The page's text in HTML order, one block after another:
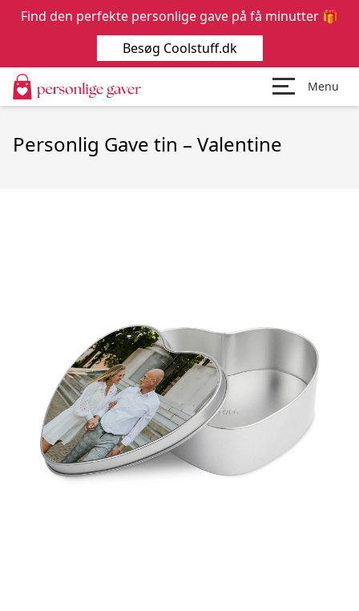
Menu
Personlig Gave tin – Valentine
Find den perfekte personlige gave på få minutter 🎁
Besøg Coolstuff.dk